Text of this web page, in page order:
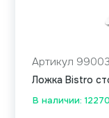
В наличии:
Артикул
Ложка Bistro